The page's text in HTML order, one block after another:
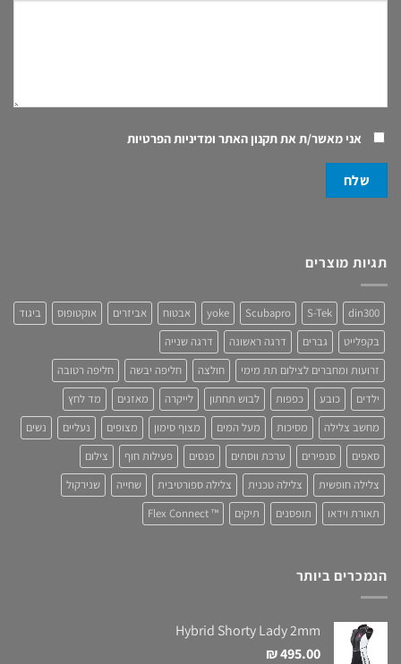
אני מאשר/ת אתתקנון האתר ומדיניות הפרטיות
תגיות מוצרים
din300
S-Tek
Scubapro
yoke אבטוח אביזרים אוקטופוס
ביגוד
בקפלייט
גברים דרגה ראשונה
דרגה שנייה
זרועות ומחברים לצילום תת מימי
חולצה חליפה יבשה
חליפה רטובה
ילדים
כובע כפפות לבוש תחתון לייקרה מאזנים
מד לחץ
מחשב צלילה
מסיכות מעל המים מצוף סימון מצופים נעליים
נשים
סאפים
סנפירים ערכת ווסתים פנסים פעילות חוף
צילום
צלילה חופשית
צלילה טכנית צלילה ספורטיבית שחייה
שנירקול
תאורת וידאו
תופסנים תיקים ™ Flex Connect
הנמכרים ביותר
Hybrid Shorty Lady 2mm
₪495.00